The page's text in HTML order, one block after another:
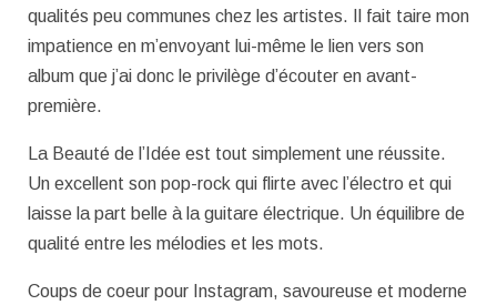
qualités peu communes chez les artistes. Il fait taire mon
impatience en m’envoyant lui-même le lien vers son
album que j’ai donc le privilège d’écouter en avant-
première.
La Beauté de l’Idée est tout simplement une réussite.
Un excellent son pop-rock qui flirte avec l’électro et qui
laisse la part belle à la guitare électrique. Un équilibre de
qualité entre les mélodies et les mots.
Coups de coeur pour Instagram, savoureuse et moderne